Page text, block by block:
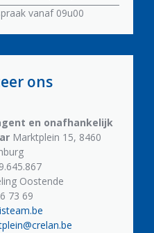
vanaf 09u00
ons
en onafhankelijk
Marktplein 15, 8460
Oostende
73 69